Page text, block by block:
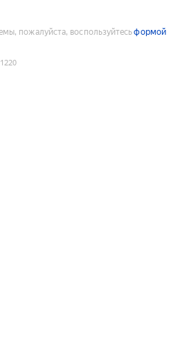
пожалуйста, воспользуйтесьформой